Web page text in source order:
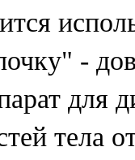
-
для
тела